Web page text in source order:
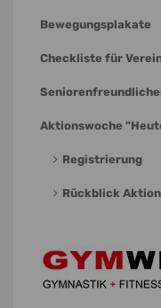
Bewegungsplakate
Checkliste für
Aktionswoche
Registrierung
Rückblick